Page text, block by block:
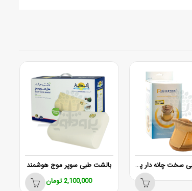
گردن بند طبی سخت چانه دار پاک سمن کد 039 سایز لارج (L)
بالشت طبی سوپر موج هوشمند
2,100,000تومان